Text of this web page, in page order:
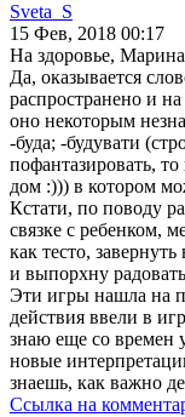
Sveta_S
15 Фев, 2018 00:17
На здоровье,
Да, оказывается
распространено и
оно некоторым
-буда; -будувати
пофантазировать,
дом :))) в котором
Кстати, по поводу
связке с ребенком,
как тесто,
и выпорхну
Эти игры нашла на
действия ввели в
знаю еще со времен
новые
знаешь, как важно
Ссылка на